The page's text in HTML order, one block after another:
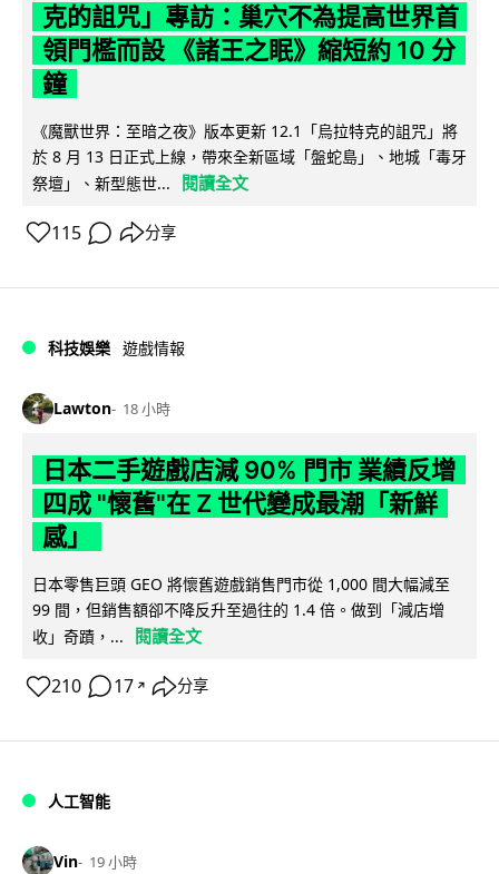
克的詛咒」專訪：巢穴不為提高世界首
領門檻而設 《諸王之眠》縮短約 10 分
鐘
《魔獸世界：至暗之夜》版本更新 12.1「烏拉特克的詛咒」將
於 8 月 13 日正式上線，帶來全新區域「盤蛇島」、地城「毒牙
祭壇」、新型態世...
閱讀全文
115 分享
科技娛樂 遊戲情報
Lawton 18 小時
日本二手遊戲店減 90% 門市 業績反增
四成 "懷舊"在 Z 世代變成最潮「新鮮
感」
日本零售巨頭 GEO 將懷舊遊戲銷售門市從 1,000 間大幅減至
99 間，但銷售額卻不降反升至過往的 1.4 倍。做到「減店增
收」奇蹟，...
閱讀全文
210 17 ↗ 分享
人工智能
Vin 19 小時